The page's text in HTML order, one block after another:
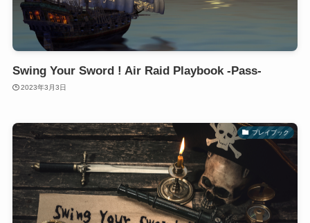
Swing Your Sword ! Air Raid Playbook -Pass-
2023年3月3日
プレイブック